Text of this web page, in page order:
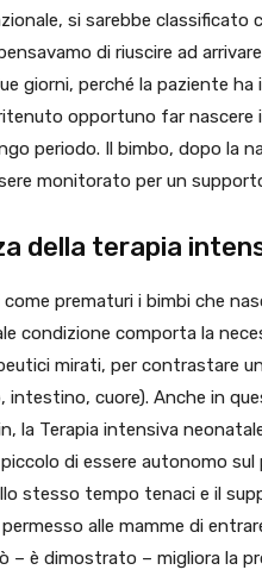
si sarebbe
di riuscire ad
giorni, perché la paziente ha
opportuno far
periodo. Il bimbo, dopo la
monitorato per un
della terapia
prematuri i bimbi che
condizione comporta la
mirati, per contrastare
intestino, cuore). Anche in
la Terapia intensiva
di essere autonomo
stesso tempo tenaci e il
alle mamme di
– è dimostrato – migliora la